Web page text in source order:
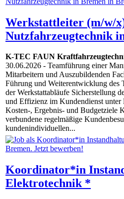
Werkstattleiter (m/w/
Nutzfahrzeugtechnik
K-TEC FAUN
30.06.2026 - Teamführung einer
Mitarbeitern und Auszubildenden
Führung und Weiterentwicklung des
der Werkstattabläufe Sicherstellung
und Effizienz im Kundendienst unter
Kosten-, Ergebnis- und Budgetziele
verbundene regelmäßige
kundenindividuellen...
Koordinator*in
Elektrotechnik *